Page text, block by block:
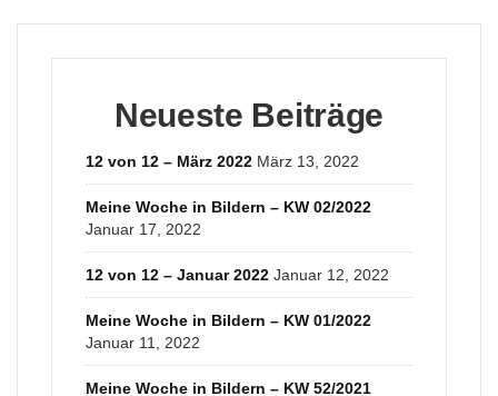
Neueste Beiträge
12 von 12 – März 2022 März 13, 2022
Meine Woche in Bildern – KW 02/2022
Januar 17, 2022
12 von 12 – Januar 2022 Januar 12, 2022
Meine Woche in Bildern – KW 01/2022
Januar 11, 2022
Meine Woche in Bildern – KW 52/2021